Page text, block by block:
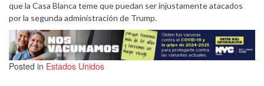
que la Casa Blanca teme que puedan ser injustamente atacados
por la segunda administración de Trump.
Posted in Estados Unidos